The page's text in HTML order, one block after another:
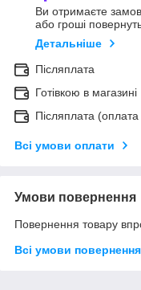
Ви отримаєте
або гроші
Детальніше
Післяплата
Готівкою в магазині
Післяплата
Всі умови оплати
Умови повернення
Повернення товару
Всі умови повернення